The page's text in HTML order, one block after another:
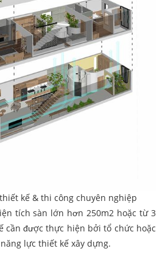
kế & thi công chuyên nghiệp
tích sàn lớn hơn 250m2 hoặc từ 3
cần được thực hiện bởi tổ chức hoặc
lực thiết kế xây dựng.